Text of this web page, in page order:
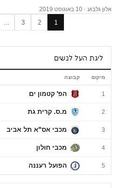
אלון גלבוע · 10 באוגוסט 2019
1
2
3
ליגת העל לנשים
ליגת העל לנשים
מיקום קבוצה
1 הפ' קטמון ים
2 מ.ס. קרית גת
3 מכבי אס"א תל אביב
4 מכבי חולון
5 הפועל רעננה